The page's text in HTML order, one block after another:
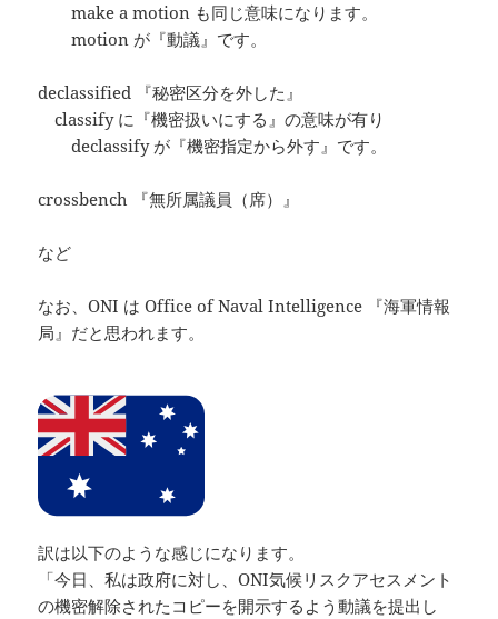
make a motion も同じ意味になります。
motion が『動議』です。
declassified 『秘密区分を外した』
classify に『機密扱いにする』の意味が有り
declassify が『機密指定から外す』です。
crossbench 『無所属議員（席）』
など
なお、ONI は Office of Naval Intelligence 『海軍情報
局』だと思われます。
訳は以下のような感じになります。
「今日、私は政府に対し、ONI気候リスクアセスメント
の機密解除されたコピーを開示するよう動議を提出し